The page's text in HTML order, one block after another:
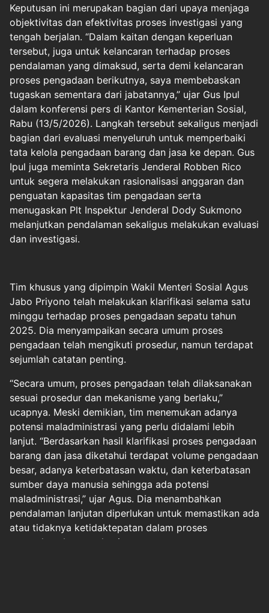
Keputusan ini merupakan bagian dari upaya menjaga
objektivitas dan efektivitas proses investigasi yang
tengah berjalan. “Dalam kaitan dengan keperluan
tersebut, juga untuk kelancaran terhadap proses
pendalaman yang dimaksud, serta demi kelancaran
proses pengadaan berikutnya, saya membebaskan
tugaskan sementara dari jabatannya,” ujar Gus Ipul
dalam konferensi pers di Kantor Kementerian Sosial,
Rabu (13/5/2026). Langkah tersebut sekaligus menjadi
bagian dari evaluasi menyeluruh untuk memperbaiki
tata kelola pengadaan barang dan jasa ke depan. Gus
Ipul juga meminta Sekretaris Jenderal Robben Rico
untuk segera melakukan rasionalisasi anggaran dan
penguatan kapasitas tim pengadaan serta
menugaskan Plt Inspektur Jenderal Dody Sukmono
melanjutkan pendalaman sekaligus melakukan evaluasi
dan investigasi.
Tim khusus yang dipimpin Wakil Menteri Sosial Agus
Jabo Priyono telah melakukan klarifikasi selama satu
minggu terhadap proses pengadaan sepatu tahun
2025. Dia menyampaikan secara umum proses
pengadaan telah mengikuti prosedur, namun terdapat
sejumlah catatan penting.
“Secara umum, proses pengadaan telah dilaksanakan
sesuai prosedur dan mekanisme yang berlaku,”
ucapnya. Meski demikian, tim menemukan adanya
potensi maladministrasi yang perlu didalami lebih
lanjut. “Berdasarkan hasil klarifikasi proses pengadaan
barang dan jasa diketahui terdapat volume pengadaan
besar, adanya keterbatasan waktu, dan keterbatasan
sumber daya manusia sehingga ada potensi
maladministrasi,” ujar Agus. Dia menambahkan
pendalaman lanjutan diperlukan untuk memastikan ada
atau tidaknya ketidaktepatan dalam proses
pengadaan barang dan jasa.